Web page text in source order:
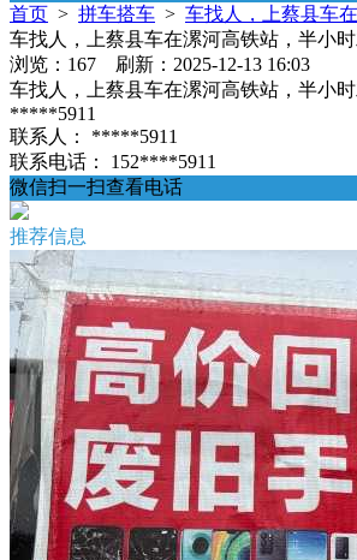
首页 > 拼车搭车 > 车找人，上蔡县车
车找人，上蔡县车在漯河高铁站，半小
浏览：167 刷新：2025-12-13 16:03
车找人，上蔡县车在漯河高铁站，半小
*****5911
联系人：
*****5911
联系电话：
152****5911
微信扫一扫查看电话
推荐信息